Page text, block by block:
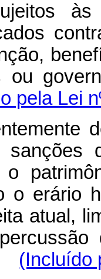
ou
pela Lei
sanções
o
o erário
atual,
(Incluído